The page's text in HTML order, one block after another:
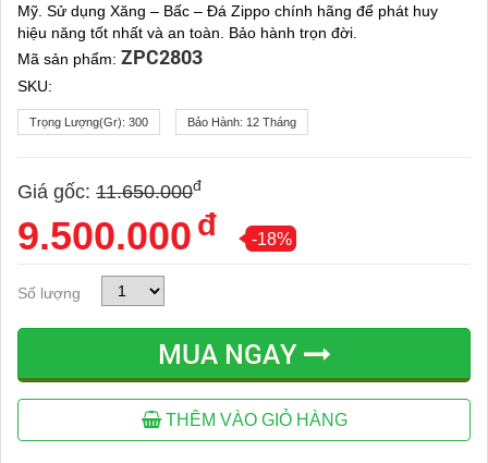
Mỹ. Sử dụng Xăng – Bấc – Đá Zippo chính hãng để phát huy
hiệu năng tốt nhất và an toàn. Bảo hành trọn đời.
Mã sản phẩm: ZPC2803
SKU:
Trọng Lượng(gr): 300 Bảo Hành: 12 Tháng
Giá gốc: 11.650.000đ
9.500.000 đ -18%
Số lượng
MUA NGAY
THÊM VÀO GIỎ HÀNG